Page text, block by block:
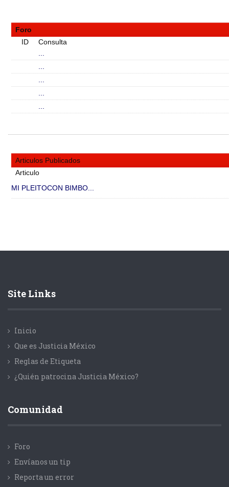
Foro
ID
Consulta
Articulos Publicados
Articulo
MI PLEITOCON BIMBO...
Site Links
Inicio
Que es Justicia México
Reglas de Etiqueta
¿Quién patrocina Justicia México?
Comunidad
Foro
Envíanos un tip
Reporta un error